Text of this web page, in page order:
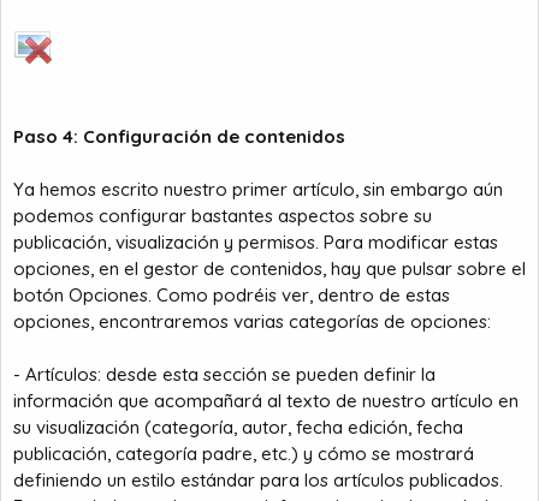
Paso 4: Configuración de contenidos
Ya hemos escrito nuestro primer artículo, sin embargo aún
podemos configurar bastantes aspectos sobre su
publicación, visualización y permisos. Para modificar estas
opciones, en el gestor de contenidos, hay que pulsar sobre el
botón Opciones. Como podréis ver, dentro de estas
opciones, encontraremos varias categorías de opciones:
- Artículos: desde esta sección se pueden definir la
información que acompañará al texto de nuestro artículo en
su visualización (categoría, autor, fecha edición, fecha
publicación, categoría padre, etc.) y cómo se mostrará
definiendo un estilo estándar para los artículos publicados.